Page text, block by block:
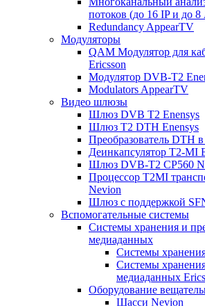
потоков (до 16 IP и до
Redundancy AppearTV
Модуляторы
QAM Модулятор для
Ericsson
Модулятор DVB-T2
Modulators AppearTV
Видео шлюзы
Шлюз DVB T2 Enensys
Шлюз T2 DTH Enensys
Преобразователь DTH
Деинкапсулятор T2-MI
Шлюз DVB-T2 CP560
Процессор T2MI
Nevion
Шлюз с поддержкой
Вспомогательные системы
Системы хранения и
медиаданных
Системы
Системы
медиаданных
Оборудование
Шасси Nevion